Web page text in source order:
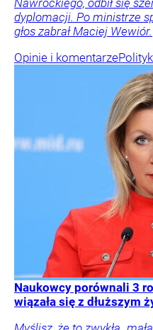
Nawrockiego, odbił się
dyplomacji. Po ministrze
głos zabrał Maciej Wewiór.
Opinie i komentarze
Naukowcy porównali 3
wiązała się z dłuższym